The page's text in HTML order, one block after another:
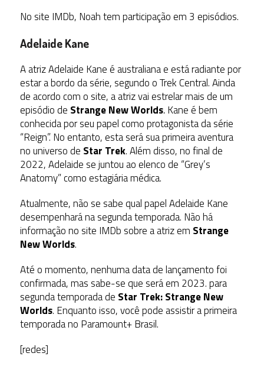
No site IMDb, Noah tem participação em 3 episódios.
Adelaide Kane
A atriz Adelaide Kane é australiana e está radiante por
estar a bordo da série, segundo o Trek Central. Ainda
de acordo com o site, a atriz vai estrelar mais de um
episódio de Strange New Worlds.Kane é bem
conhecida por seu papel como protagonista da série
“Reign”. No entanto, esta será sua primeira aventura
no universo de Star Trek. Além disso, no final de
2022, Adelaide se juntou ao elenco de “Grey’s
Anatomy” como estagiária médica.
Atualmente, não se sabe qual papel Adelaide Kane
desempenhará na segunda temporada. Não há
informação no site IMDb sobre a atriz em Strange
New Worlds.
Até o momento, nenhuma data de lançamento foi
confirmada, mas sabe-se que será em 2023. para
segunda temporada de Star Trek: Strange New
Worlds. Enquanto isso, você pode assistir a primeira
temporada no Paramount+ Brasil.
[redes]